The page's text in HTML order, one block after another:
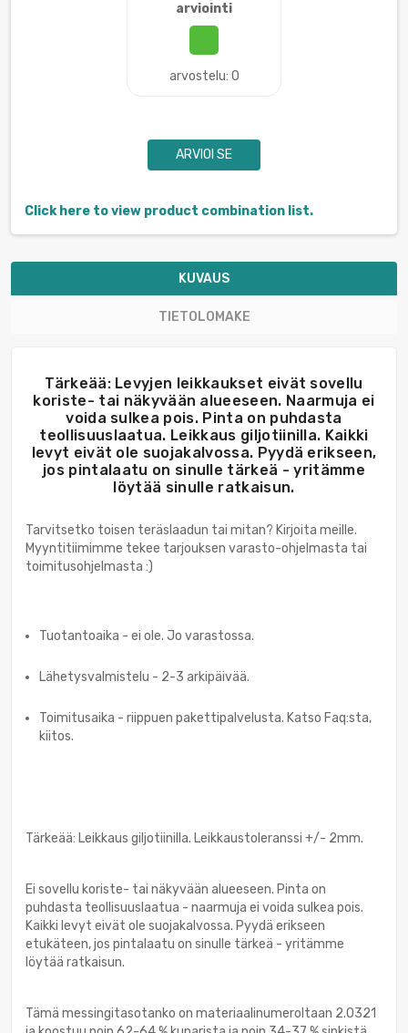
arviointi
arvostelu: 0
ARVIOI SE
Click here to view product combination list.
KUVAUS
TIETOLOMAKE
Tärkeää: Levyjen leikkaukset eivät sovellu
koriste- tai näkyvään alueeseen. Naarmuja ei
voida sulkea pois. Pinta on puhdasta
teollisuuslaatua. Leikkaus giljotiinilla. Kaikki
levyt eivät ole suojakalvossa. Pyydä erikseen,
jos pintalaatu on sinulle tärkeä - yritämme
löytää sinulle ratkaisun.
Tarvitsetko toisen teräslaadun tai mitan? Kirjoita meille.
Myyntitiimimme tekee tarjouksen varasto-ohjelmasta tai
toimitusohjelmasta :)
Tuotantoaika - ei ole. Jo varastossa.
Lähetysvalmistelu - 2-3 arkipäivää.
Toimitusaika - riippuen pakettipalvelusta. Katso Faq:sta,
kiitos.
Tärkeää: Leikkaus giljotiinilla. Leikkaustoleranssi +/- 2mm.
Ei sovellu koriste- tai näkyvään alueeseen. Pinta on
puhdasta teollisuuslaatua - naarmuja ei voida sulkea pois.
Kaikki levyt eivät ole suojakalvossa. Pyydä erikseen
etukäteen, jos pintalaatu on sinulle tärkeä - yritämme
löytää ratkaisun.
Tämä messingitasotanko on materiaalinumeroltaan 2.0321